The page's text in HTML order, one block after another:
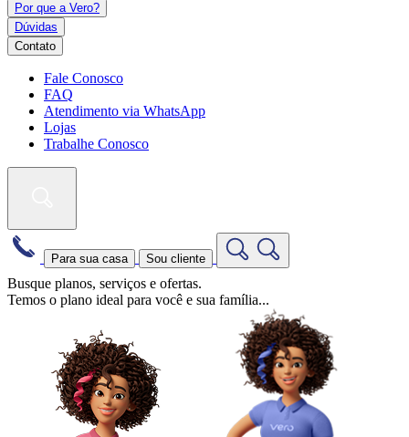
Por que a Vero?
Dúvidas
Contato
Fale Conosco
FAQ
Atendimento via WhatsApp
Lojas
Trabalhe Conosco
Para sua casa Sou cliente
Busque planos, serviços e ofertas.
Temos o plano ideal para você e sua família...